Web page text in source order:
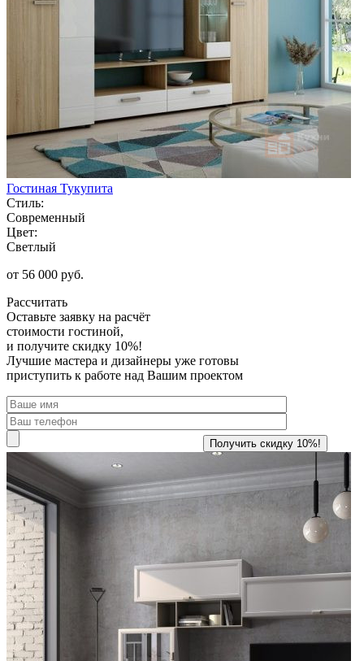
Гостиная Тукупита
Стиль:
Современный
Цвет:
Светлый
от 56 000 руб.
Рассчитать
Оставьте заявку на расчёт
стоимости гостиной,
и получите скидку 10%!
Лучшие мастера и дизайнеры уже готовы
приступить к работе над Вашим проектом